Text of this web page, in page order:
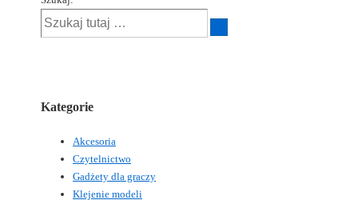
Kategorie
Akcesoria
Czytelnictwo
Gadżety dla graczy
Klejenie modeli